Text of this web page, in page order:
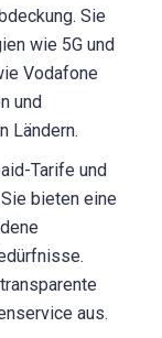
Sie
wie 5G und
Vodafone
und
Ländern.
Tarife und
bieten eine
aus.